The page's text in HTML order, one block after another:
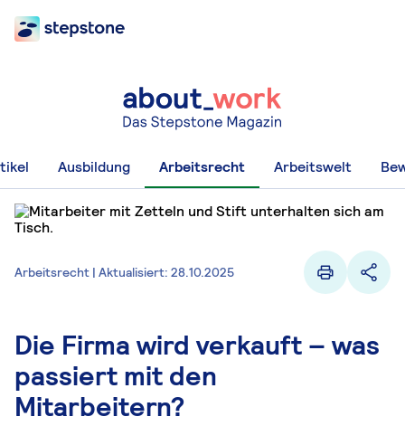
Ausbildung Arbeitsrecht Arbeitswelt
Arbeitsrecht | Aktualisiert: 28.10.2025
Die Firma wird verkauft – was
passiert mit den
Mitarbeitern?